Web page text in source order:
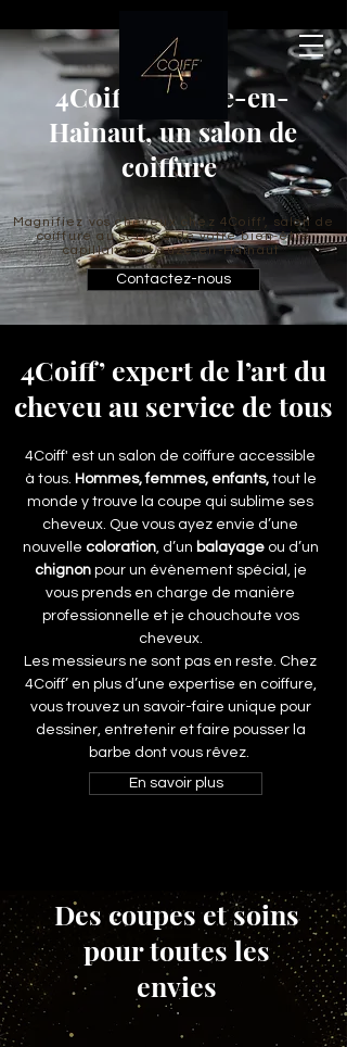
4Coiff’ à Leuze-en-
Hainaut, un salon de
coiffure
Magnifiez vos cheveux chez 4Coiff’, salon de
coiffure au service de votre bien-être
capillaire à Leuze-en-Hainaut
Contactez-nous
4Coiff’ expert de l’art du
cheveu au service de tous
4Coiff' est un salon de coiffure accessible
à tous. Hommes, femmes, enfants, tout le
monde y trouve la coupe qui sublime ses
cheveux. Que vous ayez envie d’une
nouvelle coloration, d’un balayage ou d’un
chignon pour un évènement spécial, je
vous prends en charge de manière
professionnelle et je chouchoute vos
cheveux.
Les messieurs ne sont pas en reste. Chez
4Coiff’ en plus d’une expertise en coiffure,
vous trouvez un savoir-faire unique pour
dessiner, entretenir et faire pousser la
barbe dont vous rêvez.
En savoir plus
Des coupes et soins
pour toutes les
envies